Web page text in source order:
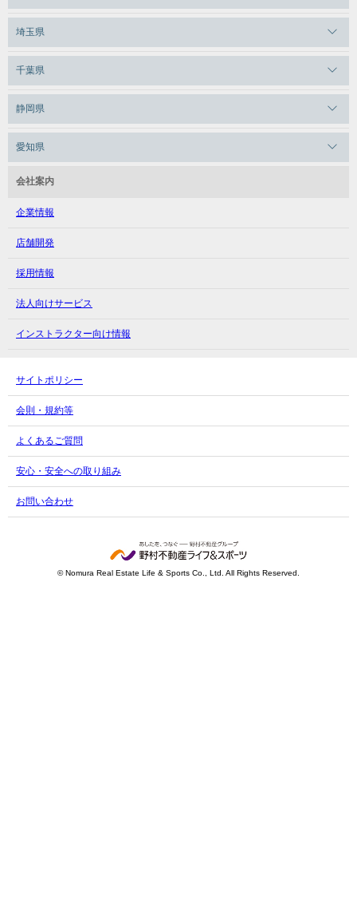
メガロス日比谷シャンテ
メガロス白金台
メガロス田端
メガロスルフレ田端
メガロス中延
メガロス小岩
メガロスルフレ小岩
メガロス西新宿キッズアフタースクール
メガロス南砂町SUNAMO
メガロスルフレ南砂町SUNAMO
メガロス三鷹
メガロスルフレ三鷹
メガロス武蔵小金井
メガロスルフレ武蔵小金井
メガロス小平テニススクール
メガロス玉川学園テニススクール
メガロス東小金井学童クラブ
メガロス上永谷
メガロスルフレ上永谷
メガロス神奈川
メガロス日吉
メガロス綱島
メガロスルフレ綱島
メガロス市ヶ尾
メガロス鷺沼
メガロスルフレ鷺沼
メガロス大和
埼玉県
メガロスルフレ草加
千葉県
メガロス本八幡
静岡県
愛知県
メガロステラッセ納屋橋
メガロス千種
会社案内
企業情報
店舗開発
採用情報
法人向けサービス
インストラクター向け情報
サイトポリシー
会則・規約等
よくあるご質問
安心・安全への取り組み
お問い合わせ
© Nomura Real Estate Life & Sports Co., Ltd. All Rights Reserved.